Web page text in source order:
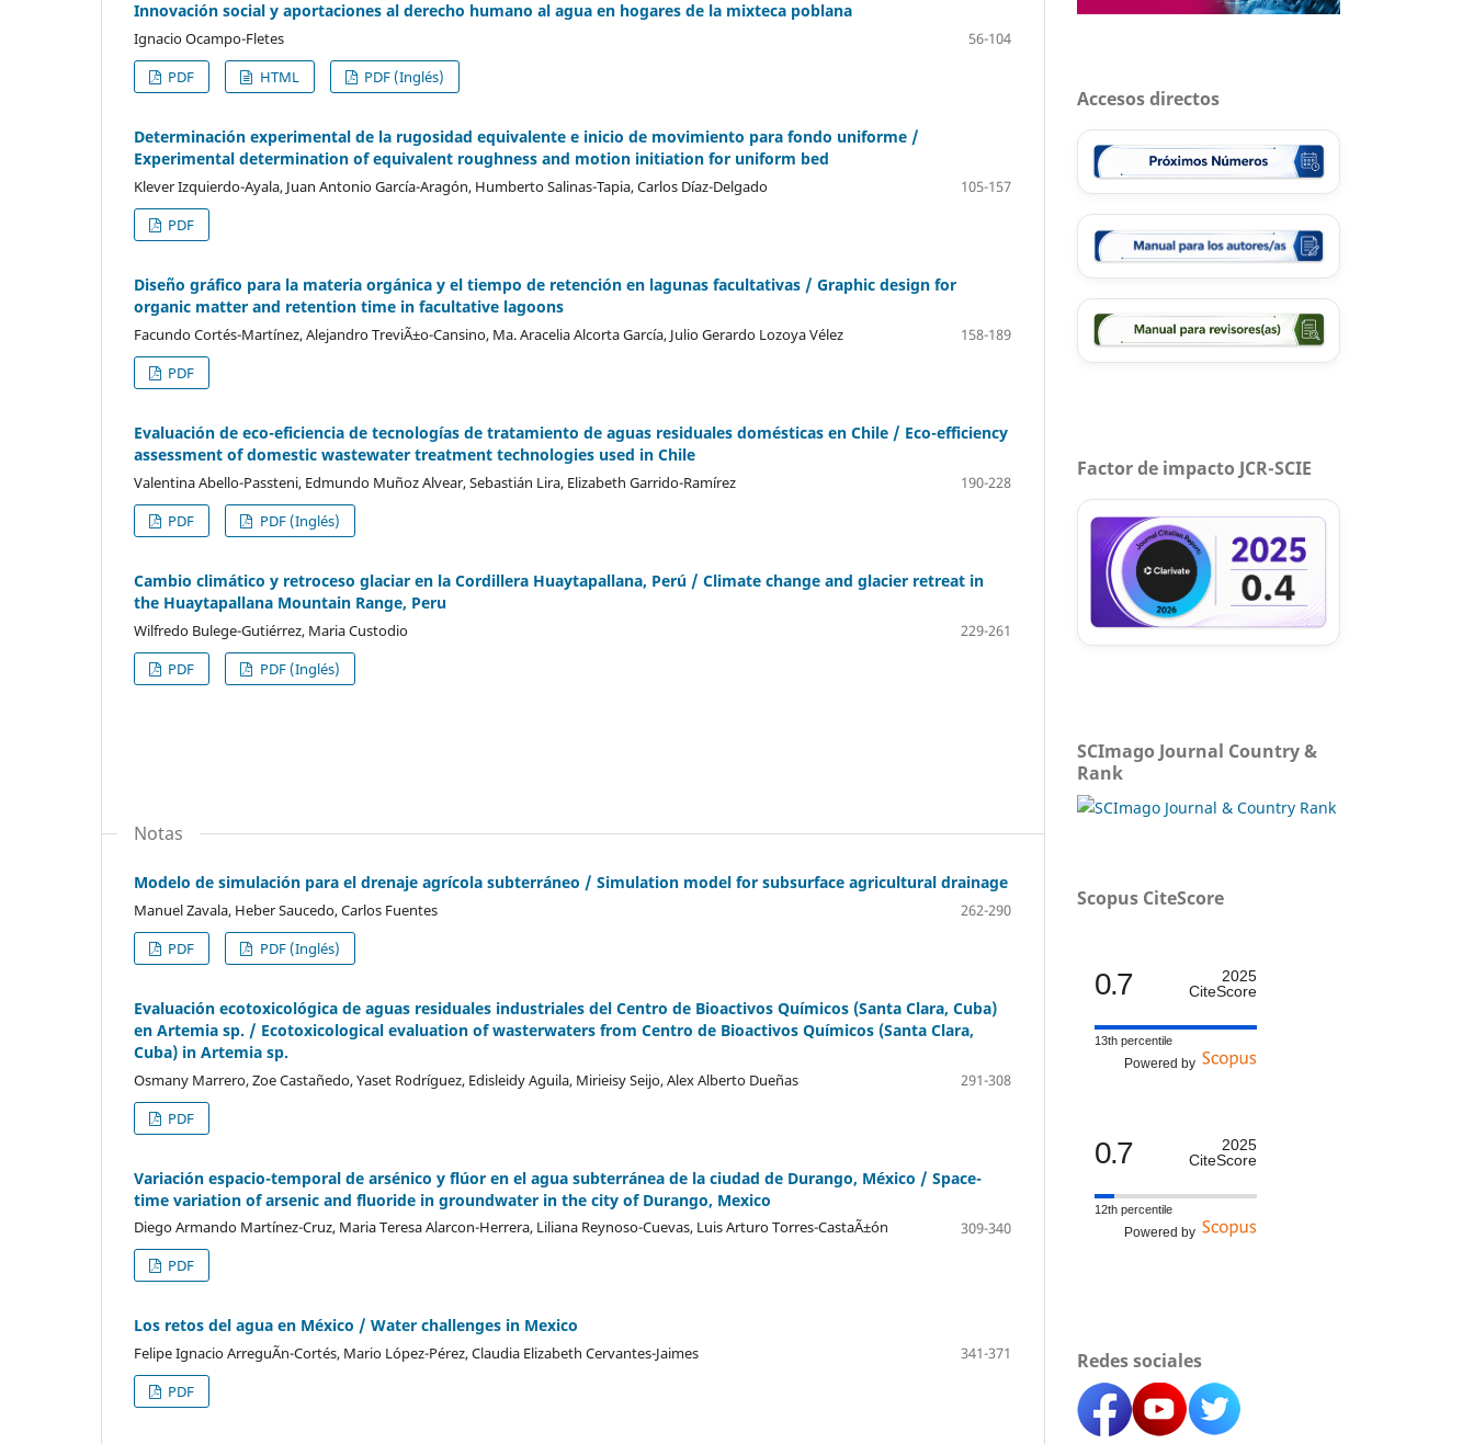
Innovación social y aportaciones al derecho humano al agua en hogares de la mixteca poblana
Ignacio Ocampo-Fletes
56-104
PDF
HTML PDF (Inglés)
Determinación experimental de la rugosidad equivalente e inicio de movimiento para fondo uniforme /
Experimental determination of equivalent roughness and motion initiation for uniform bed
Klever Izquierdo-Ayala, Juan Antonio García-Aragón, Humberto Salinas-Tapia, Carlos Díaz-Delgado
105-157
PDF
Diseño gráfico para la materia orgánica y el tiempo de retención en lagunas facultativas / Graphic design for
organic matter and retention time in facultative lagoons
Facundo Cortés-Martínez, Alejandro TreviÃ±o-Cansino, Ma. Aracelia Alcorta García, Julio Gerardo Lozoya Vélez
158-189
PDF
Evaluación de eco-eficiencia de tecnologías de tratamiento de aguas residuales domésticas en Chile / Eco-efficiency
assessment of domestic wastewater treatment technologies used in Chile
Valentina Abello-Passteni, Edmundo Muñoz Alvear, Sebastián Lira, Elizabeth Garrido-Ramírez
190-228
PDF
PDF (Inglés)
Cambio climático y retroceso glaciar en la Cordillera Huaytapallana, Perú / Climate change and glacier retreat in
the Huaytapallana Mountain Range, Peru
Wilfredo Bulege-Gutiérrez, Maria Custodio
229-261
PDF
PDF (Inglés)
Notas
Modelo de simulación para el drenaje agrícola subterráneo / Simulation model for subsurface agricultural drainage
Manuel Zavala, Heber Saucedo, Carlos Fuentes
262-290
PDF
PDF (Inglés)
Evaluación ecotoxicológica de aguas residuales industriales del Centro de Bioactivos Químicos (Santa Clara, Cuba)
en Artemia sp. / Ecotoxicological evaluation of wasterwaters from Centro de Bioactivos Químicos (Santa Clara,
Cuba) in Artemia sp.
Osmany Marrero, Zoe Castañedo, Yaset Rodríguez, Edisleidy Aguila, Mirieisy Seijo, Alex Alberto Dueñas
291-308
PDF
Variación espacio-temporal de arsénico y flúor en el agua subterránea de la ciudad de Durango, México / Space-
time variation of arsenic and fluoride in groundwater in the city of Durango, Mexico
Diego Armando Martínez-Cruz, Maria Teresa Alarcon-Herrera, Liliana Reynoso-Cuevas, Luis Arturo Torres-CastaÃ±ón
309-340
PDF
Los retos del agua en México / Water challenges in Mexico
Felipe Ignacio ArreguÃ­n-Cortés, Mario López-Pérez, Claudia Elizabeth Cervantes-Jaimes
341-371
PDF
Accesos directos
Factor de impacto JCR-SCIE
SCImago Journal Country &
Rank
Scopus CiteScore
0.7
2025
CiteScore
13th percentile
Powered by
0.7
2025
CiteScore
12th percentile
Powered by
Redes sociales